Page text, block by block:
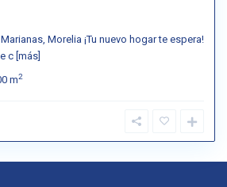
Morelia ¡Tu nuevo hogar te espera!
c [más]
m2